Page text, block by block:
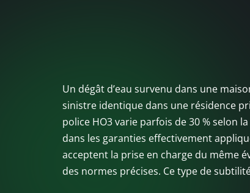
Un dégât d’eau survenu dans une
sinistre identique dans une résidence
police HO3 varie parfois de 30 % selon
dans les garanties effectivement
acceptent la prise en charge du même
des normes précises. Ce type de